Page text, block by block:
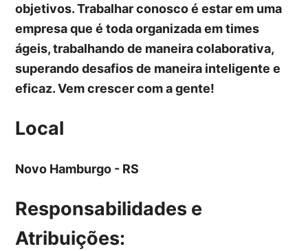
objetivos. Trabalhar conosco é estar em uma
empresa que é toda organizada em times
ágeis, trabalhando de maneira colaborativa,
superando desafios de maneira inteligente e
eficaz. Vem crescer com a gente!
Local
Novo Hamburgo - RS
Responsabilidades e
Atribuições: